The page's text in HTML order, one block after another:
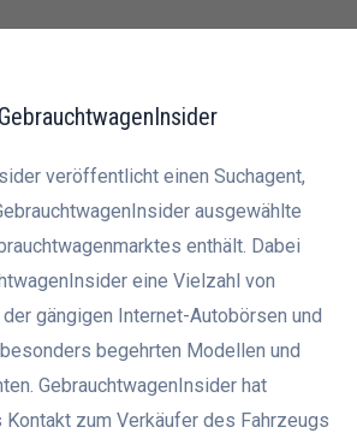
veröffentlicht einen Suchagent,
ausgewählte
enthält. Dabei
eine Vielzahl von
gängigen Internet-Autobörsen und
begehrten Modellen und
GebrauchtwagenInsider hat
zum Verkäufer des Fahrzeugs